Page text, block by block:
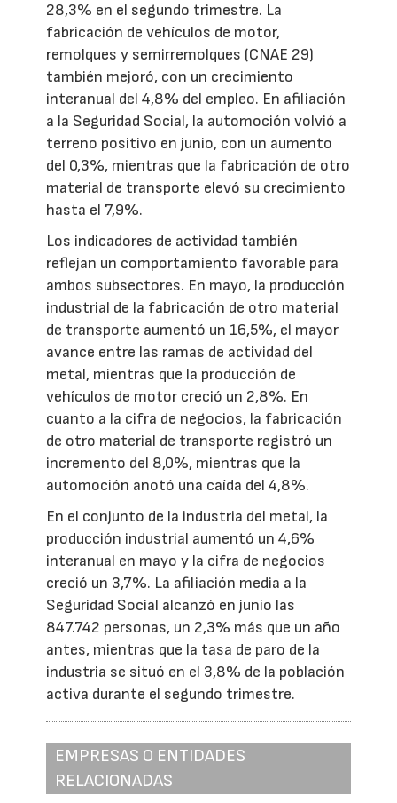
28,3% en el segundo trimestre. La
fabricación de vehículos de motor,
remolques y semirremolques (CNAE 29)
también mejoró, con un crecimiento
interanual del 4,8% del empleo. En afiliación
a la Seguridad Social, la automoción volvió a
terreno positivo en junio, con un aumento
del 0,3%, mientras que la fabricación de otro
material de transporte elevó su crecimiento
hasta el 7,9%.
Los indicadores de actividad también
reflejan un comportamiento favorable para
ambos subsectores. En mayo, la producción
industrial de la fabricación de otro material
de transporte aumentó un 16,5%, el mayor
avance entre las ramas de actividad del
metal, mientras que la producción de
vehículos de motor creció un 2,8%. En
cuanto a la cifra de negocios, la fabricación
de otro material de transporte registró un
incremento del 8,0%, mientras que la
automoción anotó una caída del 4,8%.
En el conjunto de la industria del metal, la
producción industrial aumentó un 4,6%
interanual en mayo y la cifra de negocios
creció un 3,7%. La afiliación media a la
Seguridad Social alcanzó en junio las
847.742 personas, un 2,3% más que un año
antes, mientras que la tasa de paro de la
industria se situó en el 3,8% de la población
activa durante el segundo trimestre.
EMPRESAS O ENTIDADES
RELACIONADAS